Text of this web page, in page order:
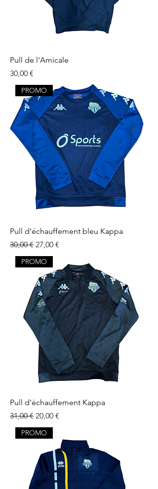
Pull de l'Amicale
Prix
30,00 €
PROMO
Pull d'échauffement bleu Kappa
Prix original
30,00 € Prix promotionnel
27,00 €
PROMO
Pull d'échauffement Kappa
Prix original
31,00 € Prix promotionnel
20,00 €
PROMO